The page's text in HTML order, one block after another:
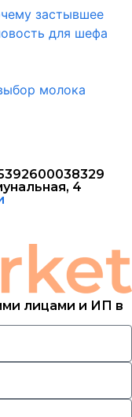
застывшее
для шефа
молока
4
лицами и ИП в